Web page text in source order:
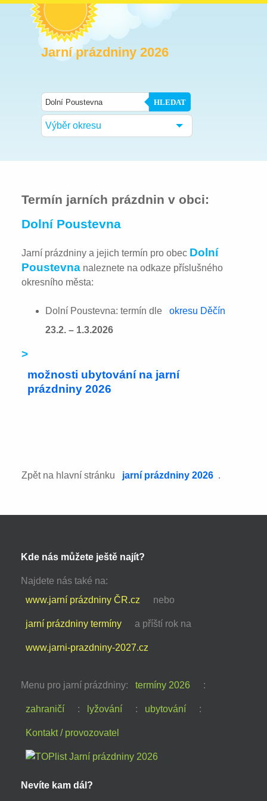
Jarní prázdniny 2026
HLEDAT
Výběr okresu
Termín jarních prázdnin v obci:
Dolní Poustevna
Jarní prázdniny a jejich termín pro obec Dolní
Poustevna naleznete na odkaze příslušného
okresního města:
Dolní Poustevna: termín dle
okresu Děčín
23.2. – 1.3.2026
>
možnosti ubytování na jarní
prázdniny 2026
Zpět na hlavní stránku jarní prázdniny 2026 .
Kde nás můžete ještě najít?
Najdete nás také na:
www.jarní prázdniny ČR.cz
nebo
jarní prázdniny termíny a příští rok na
www.jarni-prazdniny-2027.cz
Menu pro jarní prázdniny: termíny 2026 :
zahraničí : lyžování : ubytování :
Kontakt / provozovatel
Nevíte kam dál?